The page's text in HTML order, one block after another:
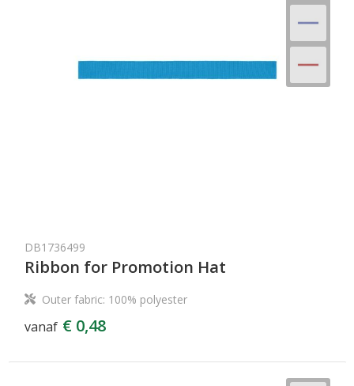
DB1736499
Ribbon for Promotion Hat
Outer fabric: 100% polyester
vanaf € 0,48